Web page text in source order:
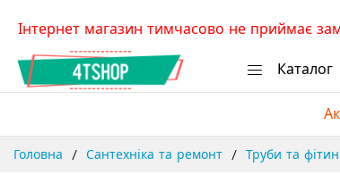
Skip
Content
Інтернет магазин тимчасово не приймає
Каталог
Головна Сантехніка та ремонт Труби та